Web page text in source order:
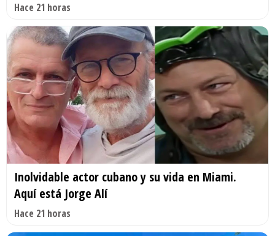
Hace 21 horas
Inolvidable actor cubano y su vida en Miami.
Aquí está Jorge Alí
Hace 21 horas